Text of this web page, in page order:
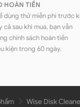
HOÀN TIỀN
dùng thử miễn phí trước
cả sau khi mua, bạn vẫn
chính sách hoàn tiền
kiện trong 60 ngày.
Wise Disk